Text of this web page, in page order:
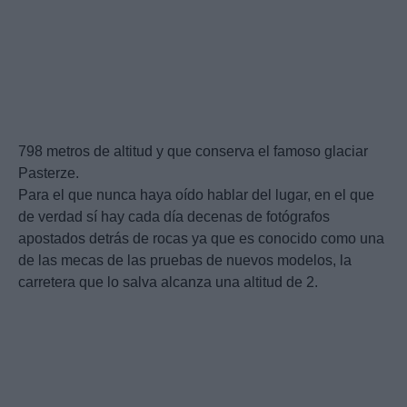
798 metros de altitud y que conserva el famoso glaciar
Pasterze.
Para el que nunca haya oído hablar del lugar, en el que
de verdad sí hay cada día decenas de fotógrafos
apostados detrás de rocas ya que es conocido como una
de las mecas de las pruebas de nuevos modelos, la
carretera que lo salva alcanza una altitud de 2.